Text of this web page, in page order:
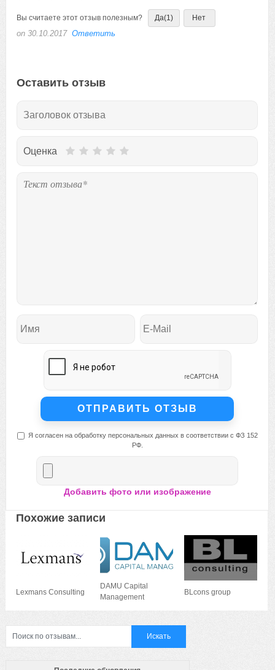
Вы считаете этот отзыв полезным? Да(1) Нет
on 30.10.2017 Ответить
Оставить отзыв
Оценка
Я согласен на обработку персональных данных в соответствии с ФЗ 152
РФ.
Добавить фото или изображение
Похожие записи
Lexmans Consulting
DAMU Capital
Management
BLcons group